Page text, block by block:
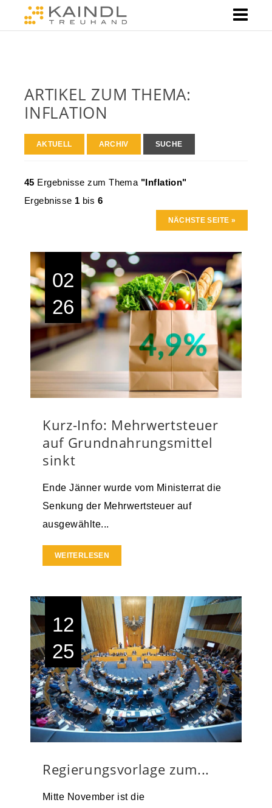
ARTIKEL ZUM THEMA:
INFLATION
AKTUELL ARCHIV SUCHE
45 Ergebnisse zum Thema "Inflation"
Ergebnisse 1 bis 6
NÄCHSTE SEITE »
02
26
Kurz-Info: Mehrwertsteuer
auf Grundnahrungsmittel
sinkt
Ende Jänner wurde vom Ministerrat die
Senkung der Mehrwertsteuer auf
ausgewählte...
WEITERLESEN
12
25
Regierungsvorlage zum...
Mitte November ist die